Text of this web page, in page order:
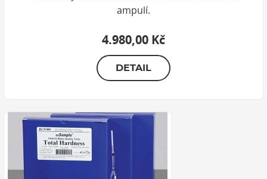
ampulí.
4.980,00 Kč
DETAIL